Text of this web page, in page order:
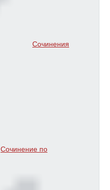
Сочинения
Сочинение по